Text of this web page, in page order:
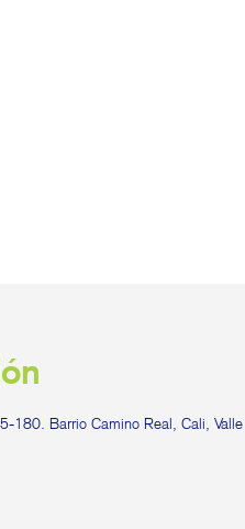
180. Barrio Camino Real, Cali, Valle